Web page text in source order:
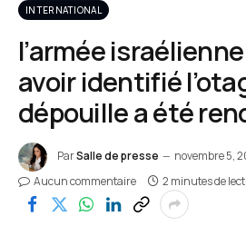
INTERNATIONAL
l’armée
avoir identifié
dépouille a été
ParSalle de presse
novembre 5,
Aucun commentaire
2 minutes de